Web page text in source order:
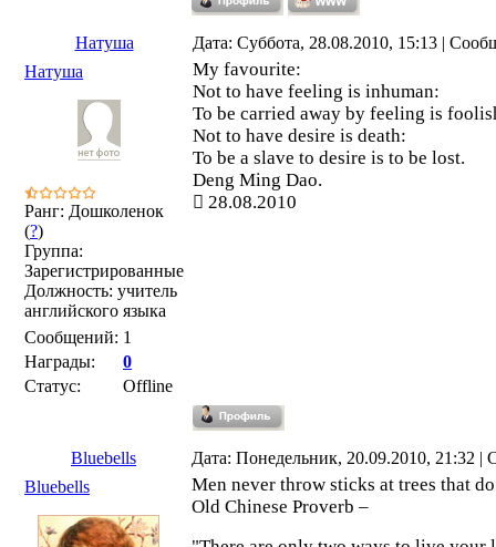
Натуша
Дата: Суббота, 28.08.2010, 15:13 |
Натуша
Ранг: Дошколенок
(?)
Группа:
Зарегистрированные
Должность: учитель
английского языка
Сообщений: 1
Награды:
0
Статус:
Offline
My favourite:
Not to have feeling is inhuman:
To be carried away by feeling is
Not to have desire is death:
To be a slave to desire is to be lost.
Deng Ming Dao.
28.08.2010
Bluebells
Дата: Понедельник, 20.09.2010, 21:32
Bluebells
Men never throw sticks at trees that
Old Chinese Proverb –